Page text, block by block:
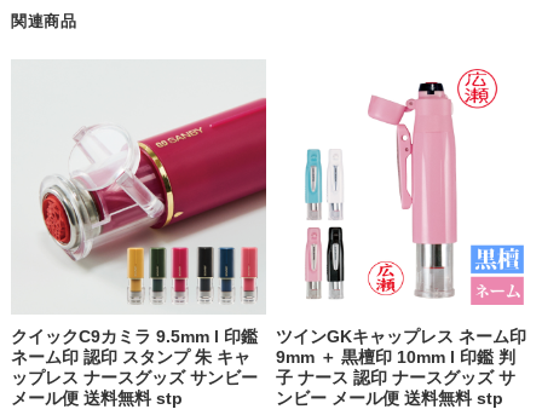
関連商品
クイックC9カミラ 9.5mm l 印鑑
ネーム印 認印 スタンプ 朱 キャ
ップレス ナースグッズ サンビー
メール便 送料無料 stp
ツインGKキャップレス ネーム印
9mm ＋ 黒檀印 10mm l 印鑑 判
子 ナース 認印 ナースグッズ サ
ンビー メール便 送料無料 stp